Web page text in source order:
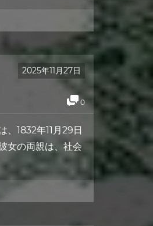
2025年11月27日
0
1832年11月29日
女の両親は、社会